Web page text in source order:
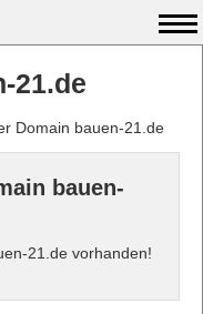
21.de
Domain bauen-21.de
bauen-
21.de vorhanden!